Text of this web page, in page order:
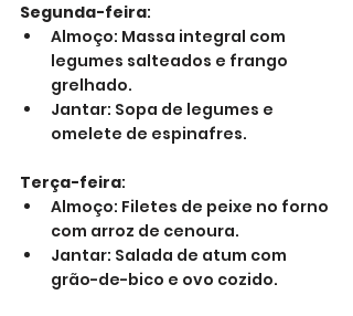
Segunda-feira:
Almoço: Massa integral com
legumes salteados e frango
grelhado.
Jantar: Sopa de legumes e
omelete de espinafres.
Terça-feira:
Almoço: Filetes de peixe no forno
com arroz de cenoura.
Jantar: Salada de atum com
grão-de-bico e ovo cozido.